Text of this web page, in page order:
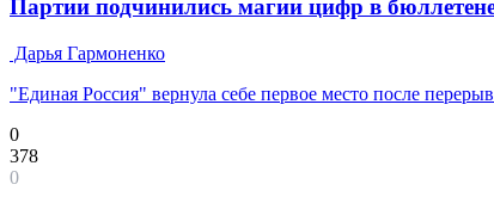
Партии подчинились магии цифр в
Дарья Гармоненко
"Единая Россия" вернула себе первое место после
0
378
0